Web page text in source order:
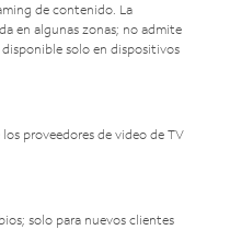
de contenido. La
en algunas zonas; no admite
solo en dispositivos
proveedores de video de TV
solo para nuevos clientes